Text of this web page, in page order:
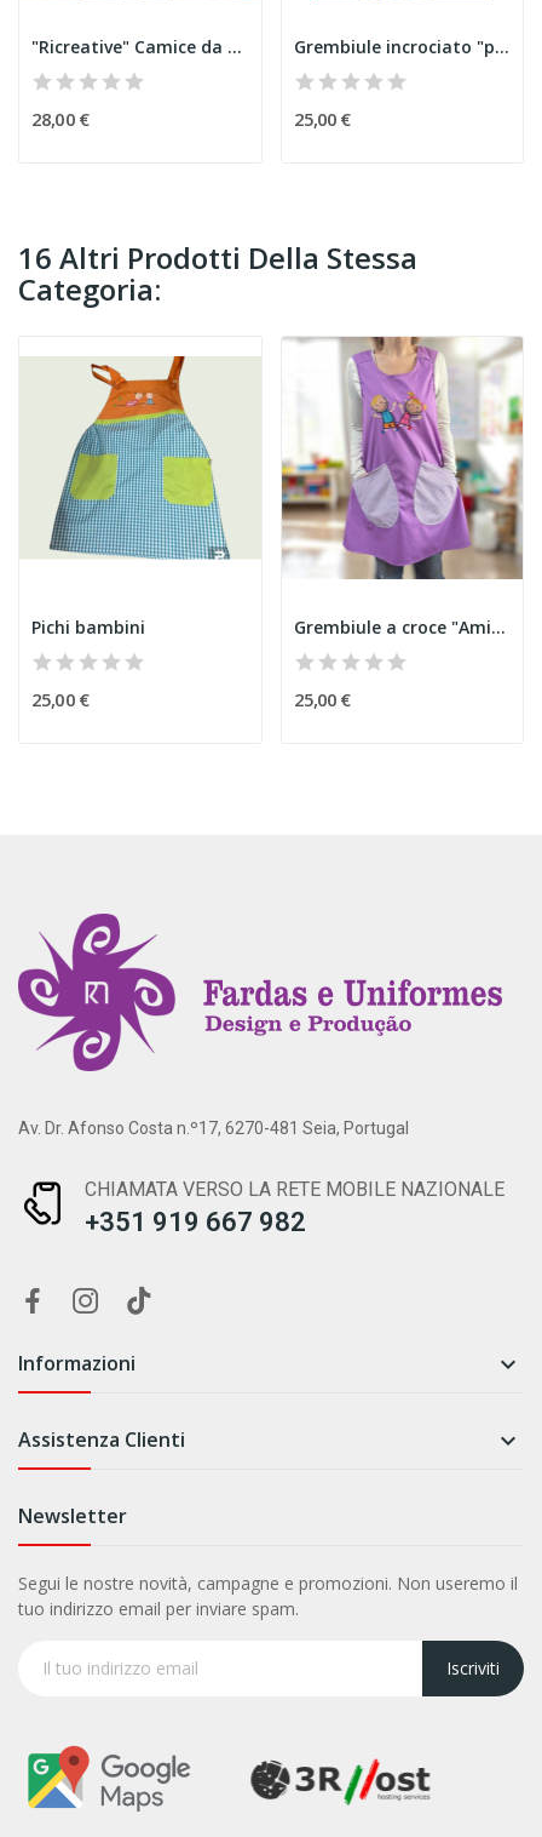
"Ricreative" Camice da Maestra
28,00 €
Grembiule incrociato "parco giochi"
25,00 €
16 Altri Prodotti Della Stessa
Categoria:
Pichi bambini
25,00 €
Grembiule a croce "Amici"
25,00 €
Av. Dr. Afonso Costa n.º17, 6270-481 Seia, Portugal
CHIAMATA VERSO LA RETE MOBILE NAZIONALE
+351 919 667 982
Informazioni 
Assistenza Clienti 
Newsletter
Segui le nostre novità, campagne e promozioni. Non useremo il
tuo indirizzo email per inviare spam.
Iscriviti